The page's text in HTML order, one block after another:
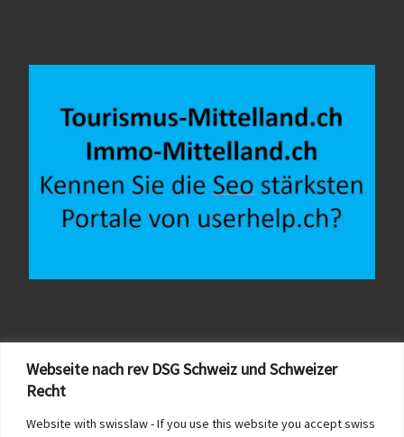
Webseite nach rev DSG Schweiz und Schweizer
Recht
Website with swisslaw - If you use this website you accept swiss
Seo mit userhelp Portalen - Ihr Erfolg!